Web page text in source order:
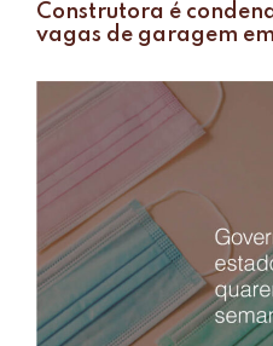
Construtora é
vagas de garagem